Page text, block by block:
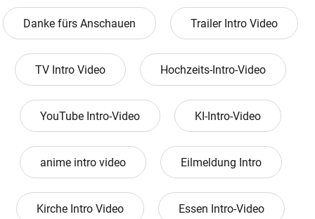
Danke fürs Anschauen Trailer Intro Video
TV Intro Video Hochzeits-Intro-Video
YouTube Intro-Video KI-Intro-Video
anime intro video Eilmeldung Intro
Kirche Intro Video Essen Intro-Video